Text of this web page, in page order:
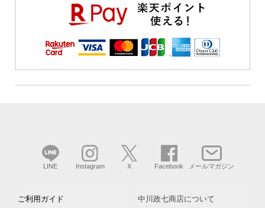
LINE Instagram X Facebook メールマガジン
ご利用ガイド 中川政七商店について